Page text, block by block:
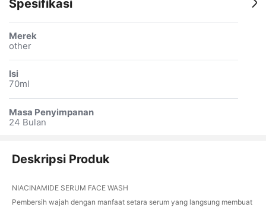
Spesifikasi
Merek
other
Isi
70ml
Masa Penyimpanan
24 Bulan
Deskripsi Produk
NIACINAMIDE SERUM FACE WASH
Pembersih wajah dengan manfaat setara serum yang langsung membuat